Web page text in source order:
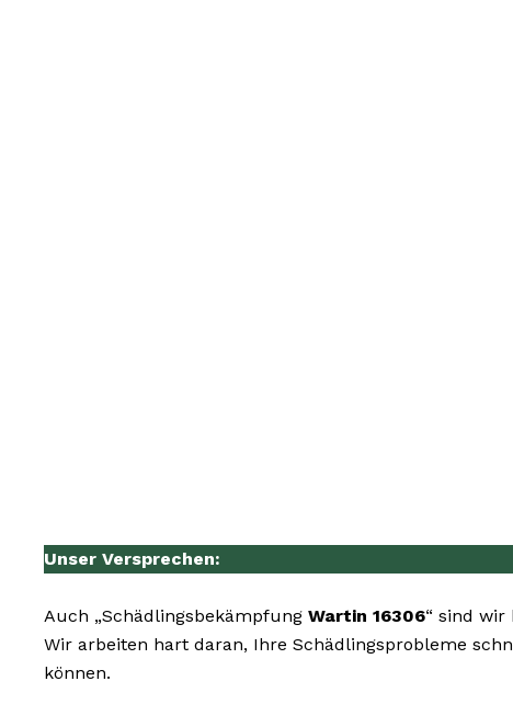
Unser Versprechen:
Auch „Schädlingsbekämpfung Wartin 16306“ sind wir
Wir arbeiten hart daran, Ihre Schädlingsprobleme
können.